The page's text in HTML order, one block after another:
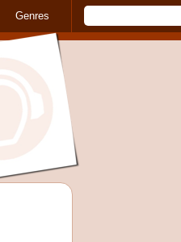
Genres